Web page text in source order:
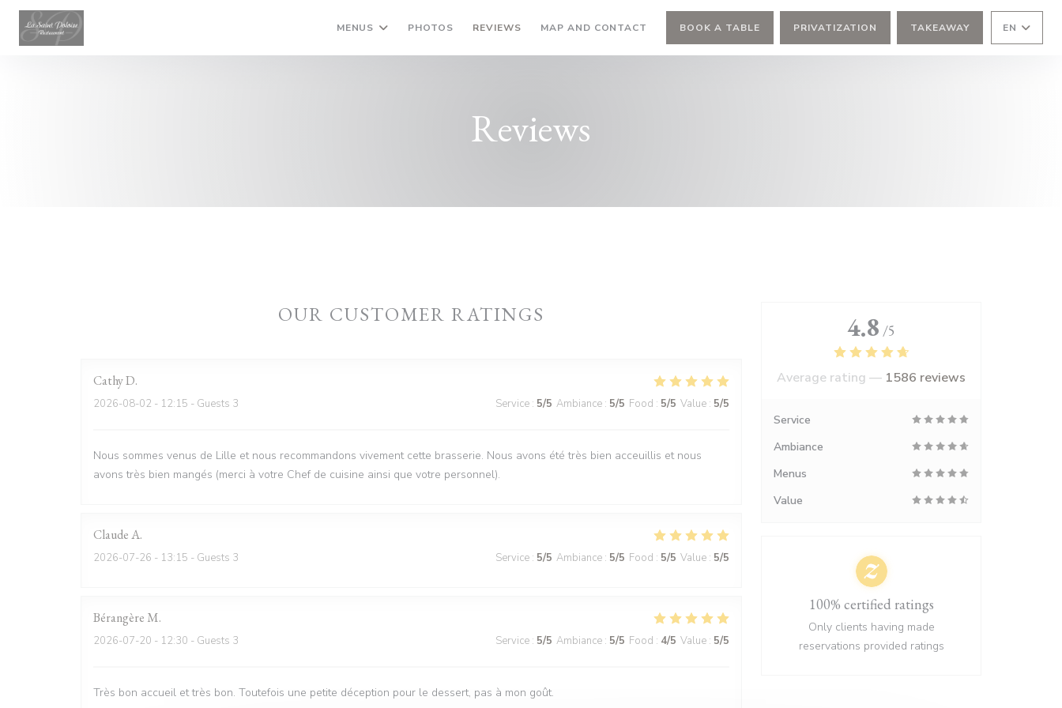
Personalizing your cookie choices
MENUS PHOTOS REVIEWS MAP AND CONTACT BOOK A TABLE PRIVATIZATION TAKEAWAY EN
Reviews
OUR CUSTOMER RATINGS
CathyD
2026-08-02 - 12:15 - Guests 3 Service : 5/5 Ambiance : 5/5 Food : 5/5 Value : 5/5
Nous sommes venus de Lille et nous recommandons vivement cette brasserie. Nous avons été très bien acceuillis et nous
avons très bien mangés (merci à votre Chef de cuisine ainsi que votre personnel).
ClaudeA
2026-07-26 - 13:15 - Guests 3 Service : 5/5 Ambiance : 5/5 Food : 5/5 Value : 5/5
Bérangère M
2026-07-20 - 12:30 - Guests 3 Service : 5/5 Ambiance : 5/5 Food : 4/5 Value : 5/5
Très bon accueil et très bon. Toutefois une petite déception pour le dessert, pas à mon goût.
4.8 /5
Average rating — 1586 reviews
Service
Ambiance
Menus
Value
100% certified ratings
Only clients having made
reservations provided ratings